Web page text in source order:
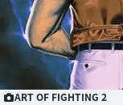
ART OF FIGHTING 2